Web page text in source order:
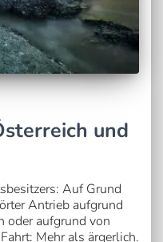
und
Auf Grund
Antrieb aufgrund
oder aufgrund von
Mehr als ärgerlich.